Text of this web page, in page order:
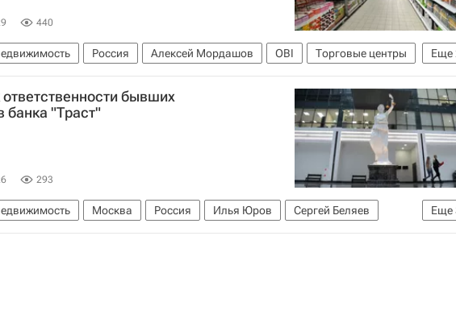
440
Еще
Россия Алексей Мордашов OBI
Торговые центры
Ритейл
ответственности бывших
банка "Траст"
293
Еще
Москва Россия Илья Юров
Сергей Беляев
ТРАСТ Федеральная налоговая служба (ФНС России)